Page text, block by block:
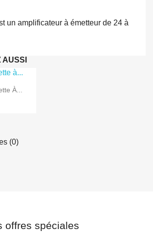
un amplificateur à émetteur de 24 à
À...
(0)
offres spéciales